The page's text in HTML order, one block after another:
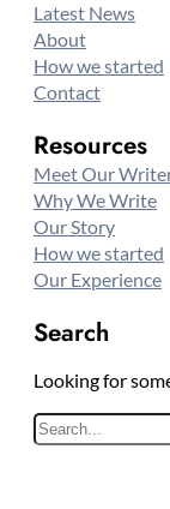
Latest News
About
How we started
Contact
Resources
Meet Our
Why We Write
Our Story
How we started
Our Experience
Search
Looking for